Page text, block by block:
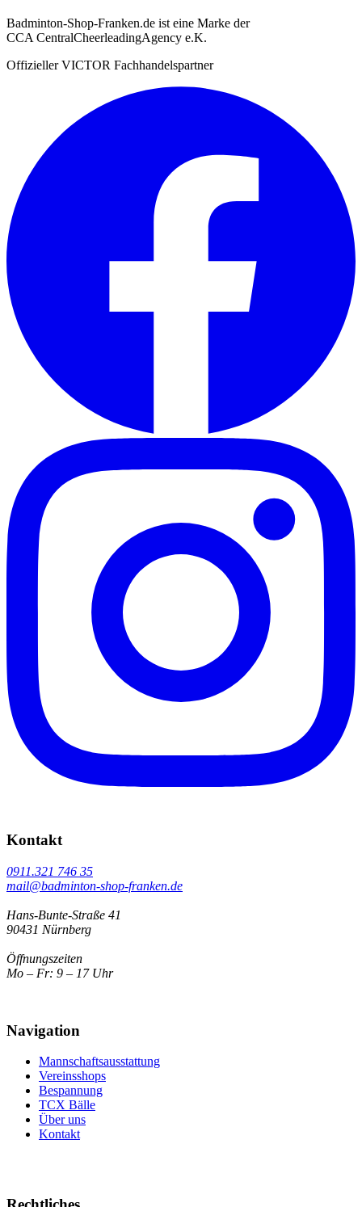
Badminton-Shop-Franken.de ist eine Marke der
CCA CentralCheerleadingAgency e.K.
Offizieller VICTOR Fachhandelspartner
Kontakt
0911.321 746 35
mail@badminton-shop-franken.de
Hans-Bunte-Straße 41
90431 Nürnberg
Öffnungszeiten
Mo – Fr: 9 – 17 Uhr
Navigation
Mannschaftsausstattung
Vereinsshops
Bespannung
TCX Bälle
Über uns
Kontakt